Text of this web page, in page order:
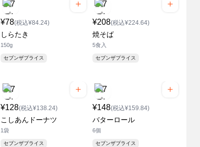
¥78(税込¥84.24)
しらたき
150g
セブンザプライス
¥208(税込¥224.64)
焼そば
5食入
セブンザプライス
¥128(税込¥138.24)
こしあんドーナツ
1袋
セブンザプライス
¥148(税込¥159.84)
バターロール
6個
セブンザプライス